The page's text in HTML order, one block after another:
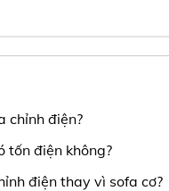
chỉnh điện?
tốn điện không?
điện thay vì sofa cơ?